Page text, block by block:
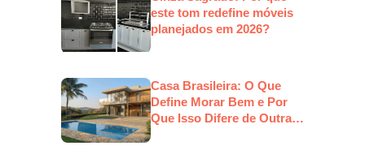
este tom redefine móveis
planejados em 2026?
Casa Brasileira: O Que
Define Morar Bem e Por
Que Isso Difere de Outras